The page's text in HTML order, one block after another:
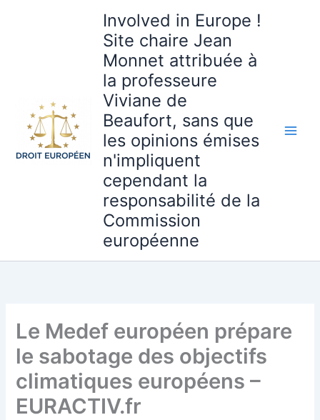
Involved in Europe !
Site chaire Jean
Monnet attribuée à
la professeure
Viviane de
Beaufort, sans que
les opinions émises
n'impliquent
cependant la
responsabilité de la
Commission
européenne
Le Medef européen prépare
le sabotage des objectifs
climatiques européens –
EURACTIV.fr